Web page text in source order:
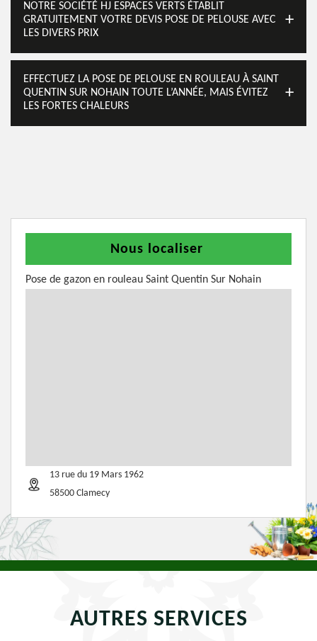
NOTRE SOCIÉTÉ HJ ESPACES VERTS ÉTABLIT
GRATUITEMENT VOTRE DEVIS POSE DE PELOUSE AVEC
LES DIVERS PRIX
EFFECTUEZ LA POSE DE PELOUSE EN ROULEAU À SAINT
QUENTIN SUR NOHAIN TOUTE L’ANNÉE, MAIS ÉVITEZ
LES FORTES CHALEURS
Nous localiser
Pose de gazon en rouleau Saint Quentin Sur Nohain
13 rue du 19 Mars 1962
58500 Clamecy
AUTRES SERVICES